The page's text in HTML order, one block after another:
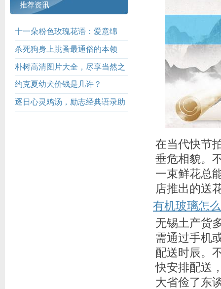
推荐资讯
十一朵粉色玫瑰花语：爱意绵
绵，情深似海
杀死狗身上跳蚤最通俗的本领
朴树高清图片大全，尽享当然之
好意思
约克夏幼犬价钱是几许？
逐日心灵鸡汤，励志经典语录助
在当代快节
垂危相貌。
一束鲜花总
店推出的送
有机玻璃怎
无锡土产货
需通过手机
配送时辰。
快安排配送
大省俭了东